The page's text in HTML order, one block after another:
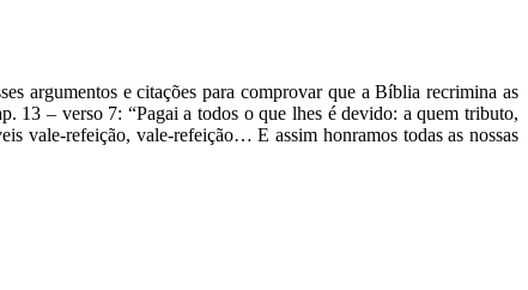
argumentos e citações para comprovar que a Bíblia recriminaas
13 – verso 7: “Pagai a todos o que lhes é devido: aquem tributo,
vale-refeição, vale-refeição… E assim honramos todas as nossas